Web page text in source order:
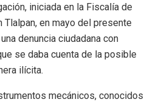
iniciada en la Fiscalía de
en mayo del presente
denuncia ciudadana con
se daba cuenta de la posible
ilícita.
mecánicos, conocidos